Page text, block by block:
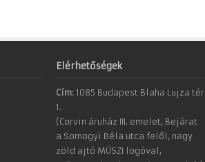
Elérhetőségek
Cím: 1085 Budapest Blaha Lujza tér
1.
(Corvin áruház III. emelet, Bejárat
a Somogyi Béla utca felől, nagy
zöld ajtó MÜSZI logóval,